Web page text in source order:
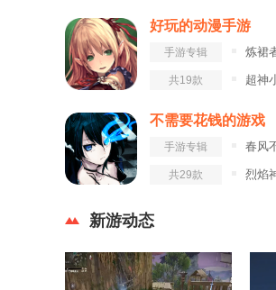
好玩的动漫手游
手游专辑 炼裙
共19款 超神
不需要花钱的游戏
手游专辑 春风
共29款 烈焰
新游动态